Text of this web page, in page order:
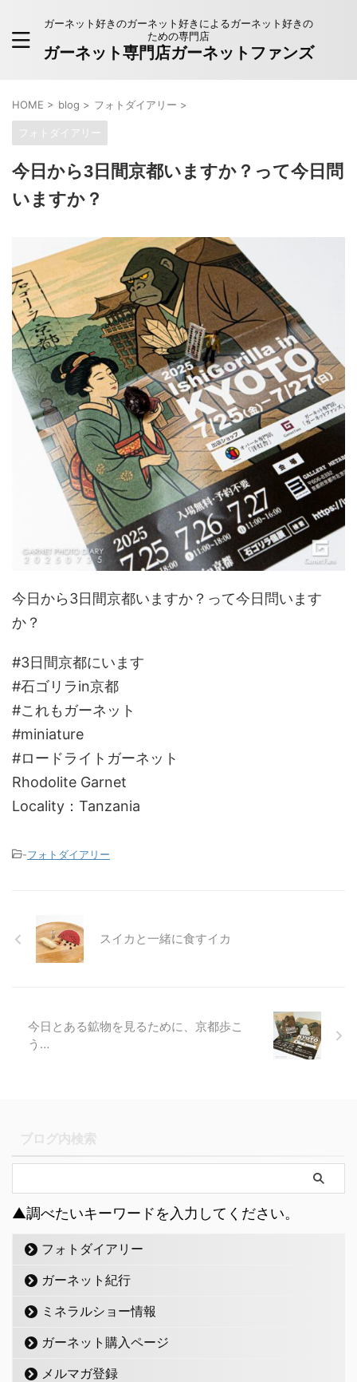
ガーネット好きのガーネット好きによるガーネット好きの
ための専門店
ガーネット専門店ガーネットファンズ
HOME > blog > フォトダイアリー >
フォトダイアリー
今日から3日間京都いますか？って今日問
いますか？
今日から3日間京都いますか？って今日問います
か？
#3日間京都にいます
#石ゴリラin京都
#これもガーネット
#miniature
#ロードライトガーネット
Rhodolite Garnet
Locality：Tanzania
-フォトダイアリー
スイカと一緒に食すイカ
今日とある鉱物を見るために、京都歩こ
う…
▲調べたいキーワードを入力してください。
フォトダイアリー
ガーネット紀行
ミネラルショー情報
ガーネット購入ページ
メルマガ登録